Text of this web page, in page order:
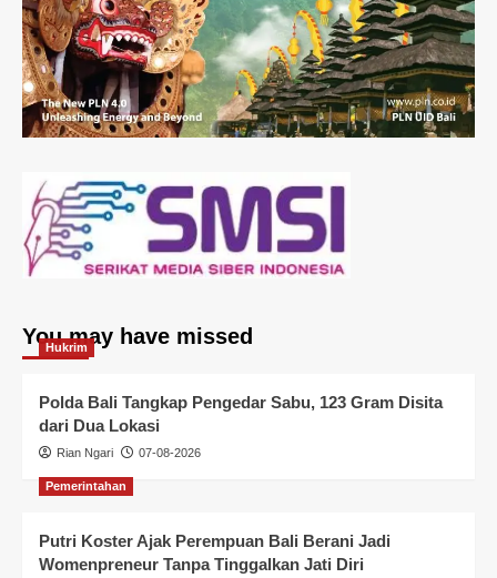
You may have missed
Hukrim
Polda Bali Tangkap Pengedar Sabu, 123 Gram Disita
dari Dua Lokasi
Rian Ngari 07-08-2026
Pemerintahan
Putri Koster Ajak Perempuan Bali Berani Jadi
Womenpreneur Tanpa Tinggalkan Jati Diri